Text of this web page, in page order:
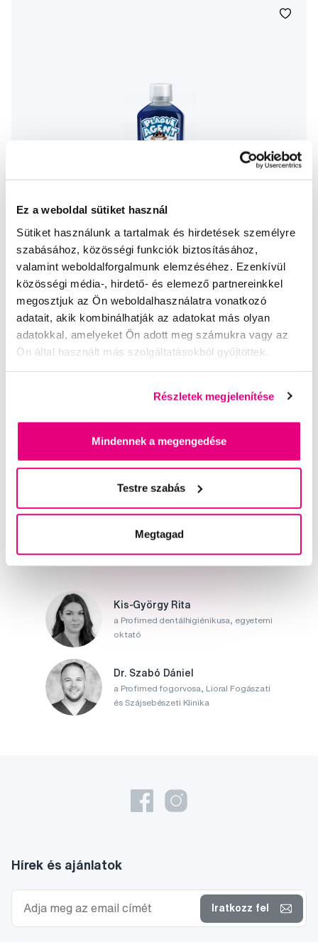
Ez a weboldal sütiket használ
Sütiket használunk a tartalmak és hirdetések személyre
szabásához, közösségi funkciók biztosításához,
valamint weboldalforgalmunk elemzéséhez. Ezenkívül
közösségi média-, hirdető- és elemező partnereinkkel
megosztjuk az Ön weboldalhasználatra vonatkozó
adatait, akik kombinálhatják az adatokat más olyan
adatokkal, amelyeket Ön adott meg számukra vagy az
Ön által használt más szolgáltatásokból gyűjtöttek.
Részletek megjelenítése
Mindennek a megengedése
Testre szabás
Megtagad
Miradent Plaque Agent, 500 ml
3 590 Ft
Készleten 1 db
Segítünk
Írjon szakértőinknek
Kis-György Rita
a Profimed dentálhigiénikusa, egyetemi
oktató
Dr. Szabó Dániel
a Profimed fogorvosa, Lioral Fogászati
és Szájsebészeti Klinika
Hírek és ajánlatok
Iratkozz fel